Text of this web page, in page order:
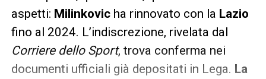
aspetti: Milinkovicha rinnovato con la Lazio
fino al 2024. L’indiscrezione, rivelata dal
Corriere dello Sport, trova conferma nei
documenti ufficiali già depositati in Lega. La